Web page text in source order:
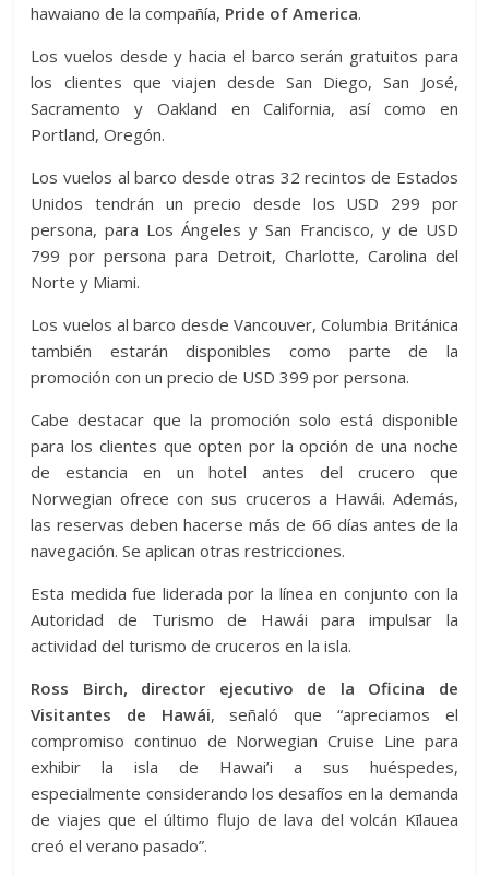
hawaiano de la compañía, Pride of America.
Los vuelos desde y hacia el barco serán gratuitos para
los clientes que viajen desde San Diego, San José,
Sacramento y Oakland en California, así como en
Portland, Oregón.
Los vuelos al barco desde otras 32 recintos de Estados
Unidos tendrán un precio desde los USD 299 por
persona, para Los Ángeles y San Francisco, y de USD
799 por persona para Detroit, Charlotte, Carolina del
Norte y Miami.
Los vuelos al barco desde Vancouver, Columbia Británica
también estarán disponibles como parte de la
promoción con un precio de USD 399 por persona.
Cabe destacar que la promoción solo está disponible
para los clientes que opten por la opción de una noche
de estancia en un hotel antes del crucero que
Norwegian ofrece con sus cruceros a Hawái. Además,
las reservas deben hacerse más de 66 días antes de la
navegación. Se aplican otras restricciones.
Esta medida fue liderada por la línea en conjunto con la
Autoridad de Turismo de Hawái para impulsar la
actividad del turismo de cruceros en la isla.
Ross Birch, director ejecutivo de la Oficina de
Visitantes de Hawái, señaló que “apreciamos el
compromiso continuo de Norwegian Cruise Line para
exhibir la isla de Hawai’i a sus huéspedes,
especialmente considerando los desafíos en la demanda
de viajes que el último flujo de lava del volcán Kīlauea
creó el verano pasado”.